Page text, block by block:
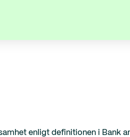
enligt definitionen i Bank